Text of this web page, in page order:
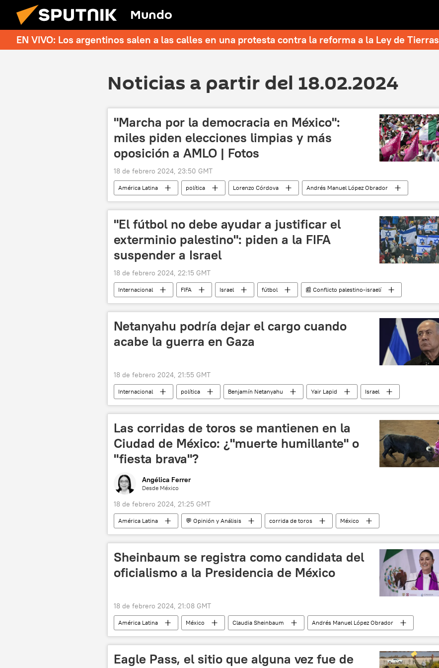
Mundo
EN VIVO: Los argentinos salen a las calles en una protesta contra la reforma a la Ley de Tierras
Noticias a partir del 18.02.2024
"Marcha por la democracia en México":
miles piden elecciones limpias y más
oposición a AMLO | Fotos
18 de febrero 2024, 23:50 GMT
América Latina política Lorenzo Córdova
Andrés Manuel López Obrador
México
Instituto Nacional Electoral (INE) de México
"El fútbol no debe ayudar a justificar el
exterminio palestino": piden a la FIFA
suspender a Israel
18 de febrero 2024, 22:15 GMT
Internacional FIFA Israel fútbol
📰 Conflicto palestino-israelí
Palestina
política Unión Europea (UE)
Netanyahu podría dejar el cargo cuando
acabe la guerra en Gaza
18 de febrero 2024, 21:55 GMT
Internacional política Benjamín Netanyahu Yair Lapid
Israel
Franja de Gaza
Hamás Likud 📰 Conflicto palestino-israelí
Las corridas de toros se mantienen en la
Ciudad de México: ¿"muerte humillante" o
"fiesta brava"?
Angélica Ferrer
Desde México
18 de febrero 2024, 21:25 GMT
América Latina 💬 Opinión y Análisis corrida de toros
México
maltrato de animales
tauromaquia Benito Juárez
sociedad
Suprema Corte de Justicia de la Nación (México)
Sheinbaum se registra como candidata del
oficialismo a la Presidencia de México
18 de febrero 2024, 21:08 GMT
América Latina México Claudia Sheinbaum
Andrés Manuel López Obrador
Morena
Eagle Pass, el sitio que alguna vez fue de